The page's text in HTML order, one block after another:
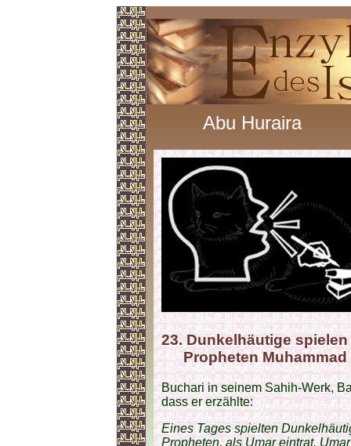
Abu Huraira
23. Dunkelhäutige
Propheten Muhammad
Buchari in seinem Sahih-Werk,
dass er erzählte:
Eines Tages spielten
Propheten, als Umar eintrat.